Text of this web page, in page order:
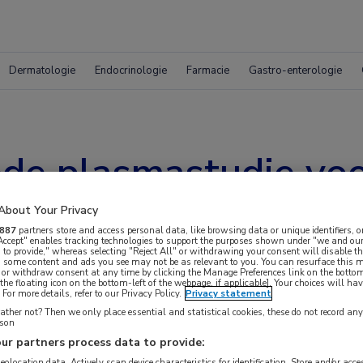
Dermatologie Endocrinologie Farmacie Gastro-enterologie
plasmastudie
genezen COVID-19-patiënten helpt niet om
Your Privacy
887 partners store and access personal data, like browsing data or unique identifiers,
enables tracking technologies to support the purposes shown under "we and
to provide," whereas selecting "Reject All" or withdrawing your consent will disable
some content and ads you see may not be as relevant to you. You can resurface this
or withdraw consent at any time by clicking the Manage Preferences link on the
floating icon on the bottom-left of the webpage, if applicable]. Your choices will
more details, refer to our Privacy Policy. Privacy statement
not? Then we only place essential and statistical cookies, these do not record
partners process data to provide: